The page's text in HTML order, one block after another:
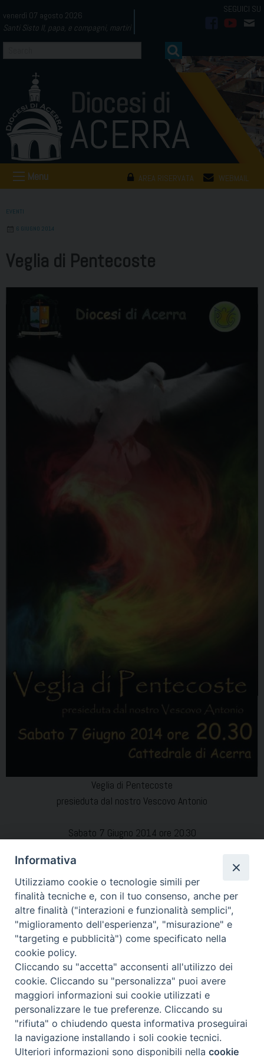
to
content
venerdì 07 agosto 2026
Santi Sisto II, papa, e compagni, martiri
AREA RISERVATA WEBMAIL
Menu
EVENTI
6 GIUGNO 2014
Veglia di Pentecoste
Veglia di Pentecoste
presieduta dal nostro Vescovo Antonio
Sabato 7 Giugno 2014 ore 20.30
E’ possibile parcheggiare l’auto nel campetto della Cattedrale
– Via Filomarini
Condividi…
VegliaPentecoste
Piazza Duomo 7 - 80011 Acerra (NA) - Tel/Fax 081 5209329 -
ced@diocesiacerra.it © 2019 Diocesi di Acerra
Informativa
Utilizziamo cookie o tecnologie simili per
finalità tecniche e, con il tuo consenso, anche per
altre finalità ("interazioni e funzionalità semplici",
"miglioramento dell'esperienza", "misurazione" e
"targeting e pubblicità") come specificato nella
cookie policy.
Cliccando su "accetta" acconsenti all'utilizzo dei
cookie. Cliccando su "personalizza" puoi avere
maggiori informazioni sui cookie utilizzati e
personalizzare le tue preferenze. Cliccando su
"rifiuta" o chiudendo questa informativa proseguirai
la navigazione installando i soli cookie tecnici.
Ulteriori informazioni sono disponibili nellacookie